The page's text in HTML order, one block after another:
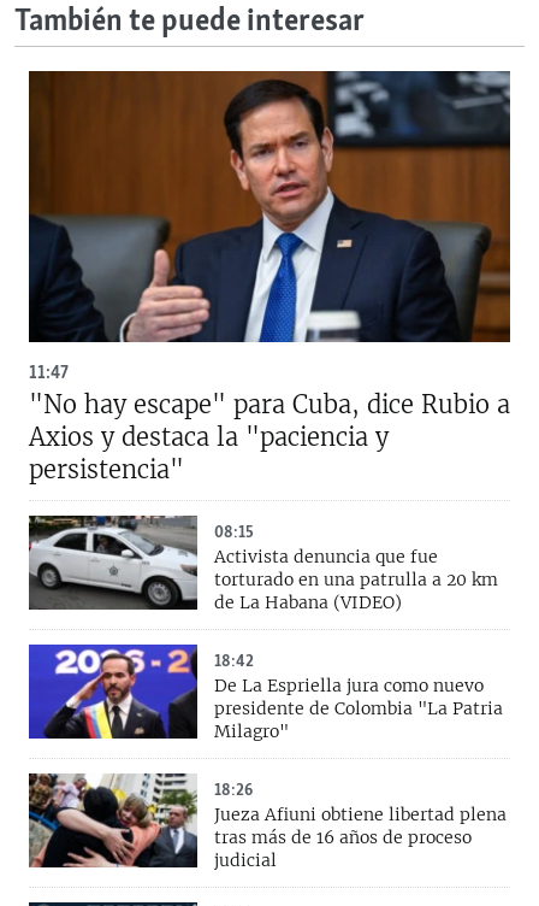
También te puede interesar
11:47
"No hay escape" para Cuba, dice Rubio a
Axios y destaca la "paciencia y
persistencia"
08:15
Activista denuncia que fue
torturado en una patrulla a 20 km
de La Habana (VIDEO)
18:42
De La Espriella jura como nuevo
presidente de Colombia "La Patria
Milagro"
18:26
Jueza Afiuni obtiene libertad plena
tras más de 16 años de proceso
judicial